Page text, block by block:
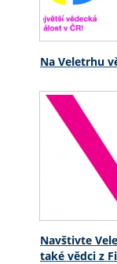
Na Veletrhu
Navštivte
také vědci z